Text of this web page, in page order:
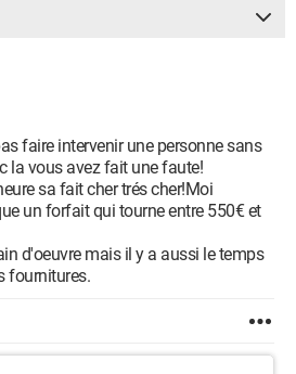
faire intervenir une personne sans
la vous avez fait une faute!
sa fait cher trés cher!Moi
un forfait qui tourne entre 550€ et
d'oeuvre mais il y a aussi le temps
fournitures.